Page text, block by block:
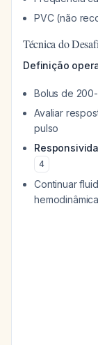
PVC (não
Técnica do
Definição
Bolus de
Avaliar
pulso
4
Continuar
hemodinâmica